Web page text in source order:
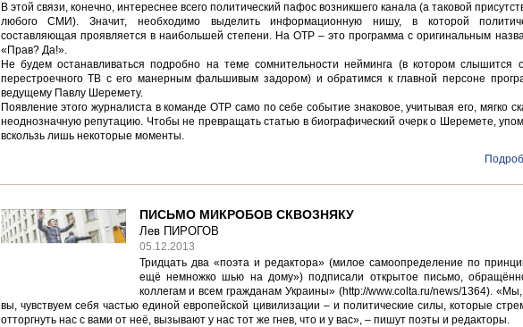
В этой связи, конечно, интереснее всего политический пафос возникшего канала (а таковой
любого СМИ). Значит, необходимо выделить информационную нишу, в которой
составляющая проявляется в наибольшей степени. На ОТР – это программа с оригинальным
«Прав? Да!».
Не будем останавливаться подробно на теме сомнительности нейминга (в котором слышится
перестроечного ТВ с его манерным фальшивым задором) и обратимся к главной персоне
ведущему Павлу Шеремету.
Появление этого журналиста в команде ОТР само по себе событие знаковое, учитывая его, мягко
неоднозначную репутацию. Чтобы не превращать статью в биографический очерк о Шеремете,
вскользь лишь некоторые моменты.
ПИСЬМО МИКРОБОВ СКВОЗНЯКУ
Лев ПИРОГОВ
05.12.2013
Тридцать два «поэта и редактора» (милое самоопределение по
ещё немножко шью на дому») подписали открытое письмо,
коллегам и всем гражданам Украины» (http://www.colta.ru/news/1364). «Мы,
вы, чувствуем себя частью единой европейской цивилизации – и политические силы, которые
отторгнуть нас с вами от неё, вызывают у нас тот же гнев, что и у вас», – пишут поэты и редакторы.